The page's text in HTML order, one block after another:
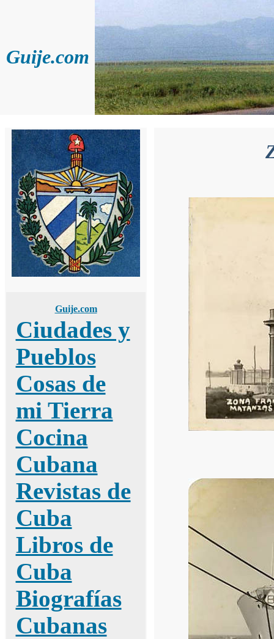
Guije.com
Guije.com
Ciudades y
Pueblos
Cosas de
mi Tierra
Cocina
Cubana
Revistas de
Cuba
Libros de
Cuba
Biografías
Cubanas